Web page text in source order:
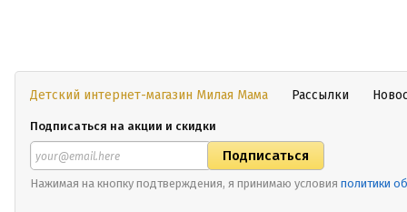
Детский интернет-магазин Милая Мама Рассылки
Подписаться на акции и скидки
Нажимая на кнопку подтверждения, я принимаю условия политики